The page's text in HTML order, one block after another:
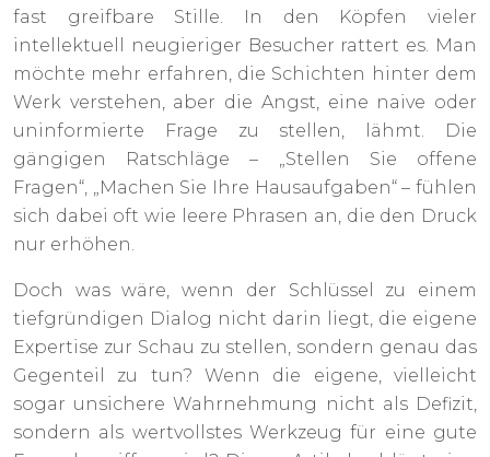
fast greifbare Stille. In den Köpfen vieler
intellektuell neugieriger Besucher rattert es. Man
möchte mehr erfahren, die Schichten hinter dem
Werk verstehen, aber die Angst, eine naive oder
uninformierte Frage zu stellen, lähmt. Die
gängigen Ratschläge – „Stellen Sie offene
Fragen“, „Machen Sie Ihre Hausaufgaben“ – fühlen
sich dabei oft wie leere Phrasen an, die den Druck
nur erhöhen.
Doch was wäre, wenn der Schlüssel zu einem
tiefgründigen Dialog nicht darin liegt, die eigene
Expertise zur Schau zu stellen, sondern genau das
Gegenteil zu tun? Wenn die eigene, vielleicht
sogar unsichere Wahrnehmung nicht als Defizit,
sondern als wertvollstes Werkzeug für eine gute